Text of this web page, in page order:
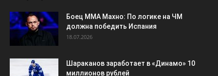
Боец ММА Махно: По логике на ЧМ
должна победить Испания
18.07.2026
Шараканов заработает в «Динамо» 10
миллионов рублей